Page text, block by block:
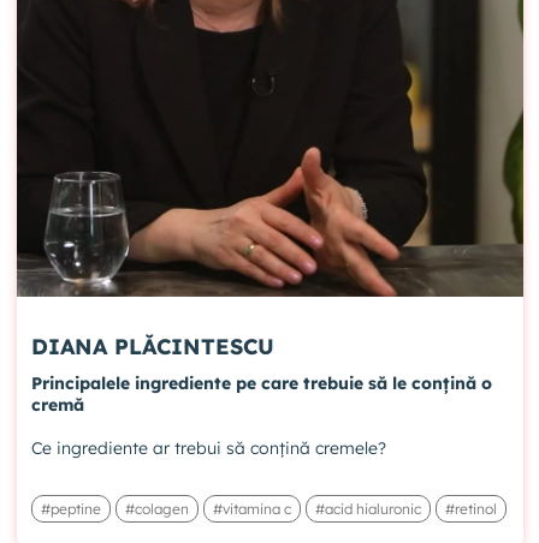
DIANA PLĂCINTESCU
Principalele ingrediente pe care trebuie să le conțină o
cremă
Ce ingrediente ar trebui să conțină cremele?
#peptine #colagen #vitamina c #acid hialuronic #retinol